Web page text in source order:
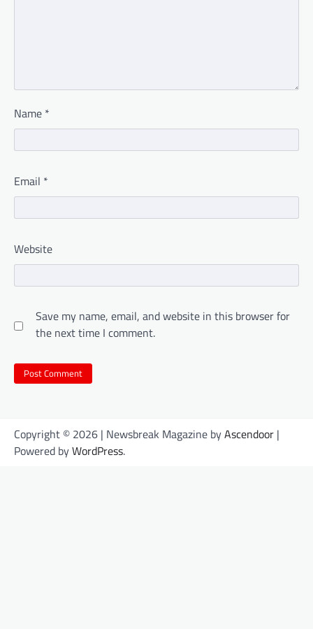
Name *
Email *
Website
Save my name, email, and website in this browser for
the next time I comment.
Copyright © 2026 | Newsbreak Magazine byAscendoor |
Powered byWordPress.